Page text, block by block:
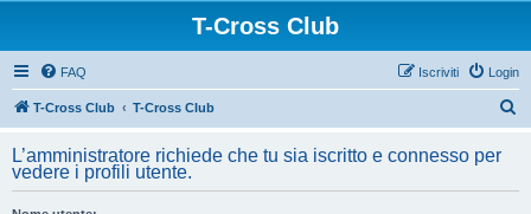
T-Cross Club
FAQ Login
Iscriviti
T-Cross Club T-Cross Club
c
L’amministratore richiede che tu sia iscritto e connesso per
vedere i profili utente.